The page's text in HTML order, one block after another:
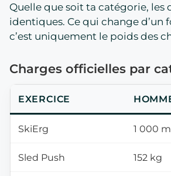
Quelle que soit ta catégorie, les
identiques. Ce qui change d’un
c’est uniquement le poids des
Charges officielles par
EXERCICE
SkiErg 1 000 m
Sled Push 152 kg